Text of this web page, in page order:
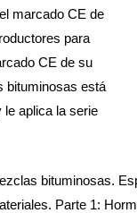
marcado CE de
para
CE de su
bituminosas está
le aplica la serie
bituminosas.
Parte 1: